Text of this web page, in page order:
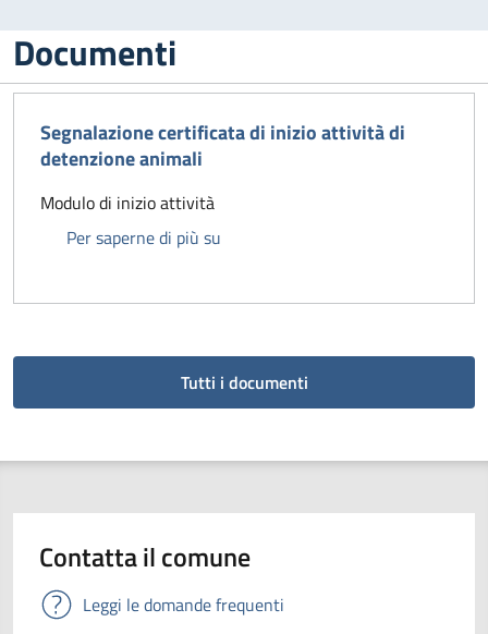
Documenti
Segnalazione certificata di inizio attività di
detenzione animali
Modulo di inizio attività
Per saperne di più su
Tutti i documenti
Contatta il comune
Leggi le domande frequenti